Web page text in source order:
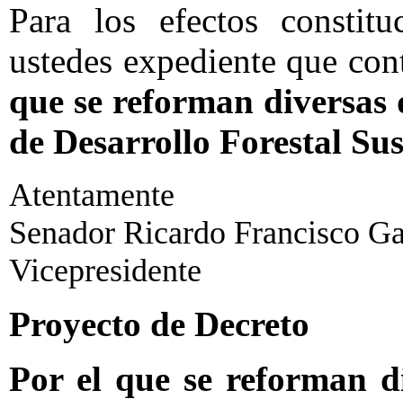
Para los efectos
ustedes expediente que
que se reforman
de Desarrollo Forestal
Atentamente
Senador Ricardo Francisco
Vicepresidente
Proyecto de Decreto
Por el que se reforman